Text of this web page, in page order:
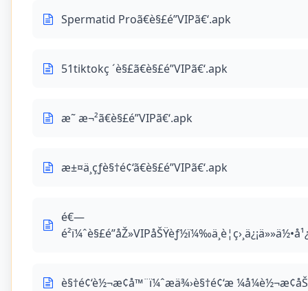
Spermatid Proã€è§£é”VIPã€‘.apk
51tiktokç ´è§£ã€è§£é”VIPã€‘.apk
æ˜ æ¬²ã€è§£é”VIPã€‘.apk
æ±¤ä¸çƒ­è§†é¢‘ã€è§£é”VIPã€‘.apk
é€—
è§†é¢‘è½¬æ¢å™¨ï¼ˆæä¾›è§†é¢‘æ